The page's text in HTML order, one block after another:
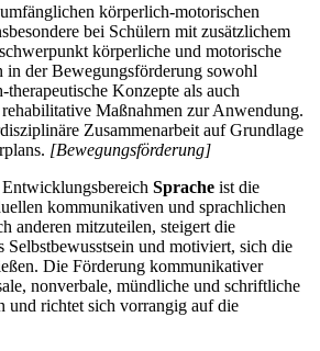
körperlich-motorischen
bei Schülern mit zusätzlichem
körperliche und motorische
der Bewegungsförderung sowohl
therapeutische Konzepte als auch
Maßnahmen zur Anwendung.
Zusammenarbeit auf Grundlage
[Bewegungsförderung]
Sprache ist die
kommunikativen und sprachlichen
anderen mitzuteilen, steigert die
Selbstbewusstsein und motiviert, sich die
Die Förderung kommunikativer
nonverbale, mündliche und schriftliche
und richtet sich vorrangig auf die